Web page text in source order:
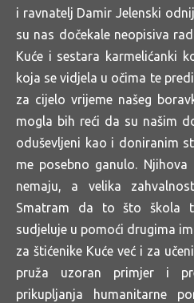
i ravnatelj Damir Jelenski
su nas dočekale neopisiva
Kuće i sestara karmelićanki
koja se vidjela u očima te
za cijelo vrijeme našeg
mogla bih reći da su našim
oduševljeni kao i doniranim
me posebno ganulo.
nemaju, a velika
Smatram da to što škola
sudjeluje u pomoći drugima
za štićenike Kuće već i za
pruža uzoran primjer i
prikupljanja humanitarne